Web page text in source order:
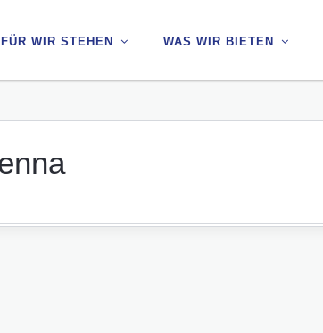
WIR STEHEN WAS WIR BIETEN
WIR STEHEN WAS WIR BIETEN